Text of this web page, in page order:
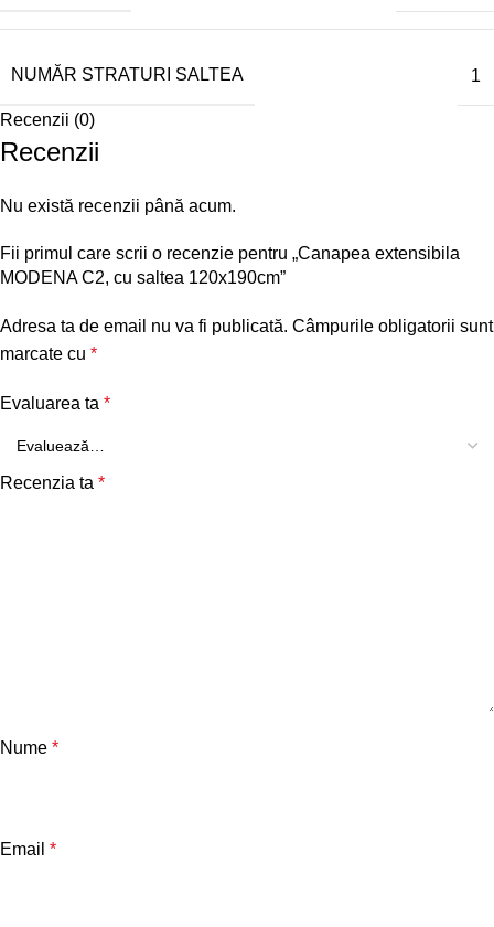
NUMĂR STRATURI SALTEA 1
Recenzii (0)
Recenzii
Nu există recenzii până acum.
Fii primul care scrii o recenzie pentru „Canapea extensibila
MODENA C2, cu saltea 120x190cm”
Adresa ta de email nu va fi publicată. Câmpurile obligatorii sunt
marcate cu *
Evaluarea ta *
Recenzia ta *
Nume *
Email *